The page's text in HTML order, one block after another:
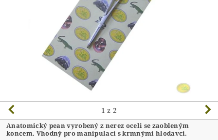
1 z 2
Anatomický pean vyrobený z nerez oceli se zaobleným
koncem. Vhodný pro manipulaci s krmnými hlodavci.